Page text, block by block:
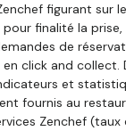
figurant sur
finalité la
de
click and collect.
et
fournis au
Zenchef (taux